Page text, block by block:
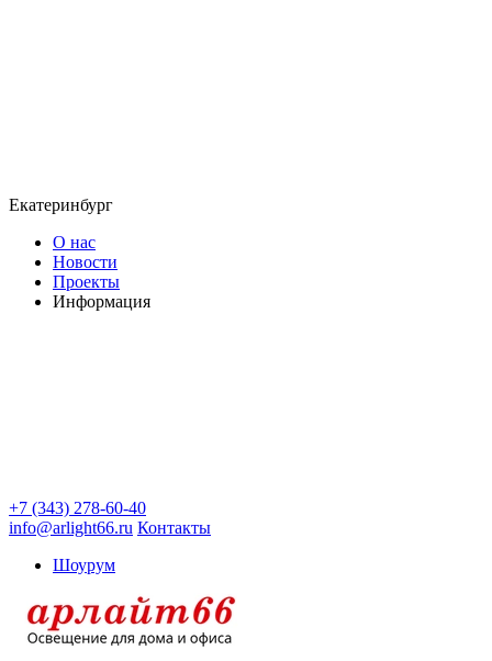
Екатеринбург
О нас
Новости
Проекты
Информация
+7 (343) 278-60-40
info@arlight66.ru Контакты
Шоурум